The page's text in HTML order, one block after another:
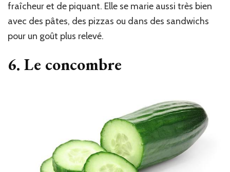
fraîcheur et de piquant. Elle se marie aussi très bien
avec des pâtes, des pizzas ou dans des sandwichs
pour un goût plus relevé.
6. Le concombre